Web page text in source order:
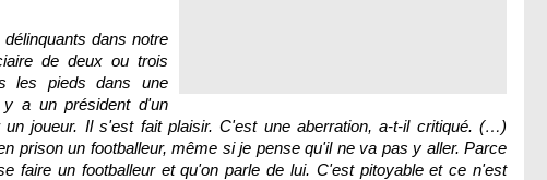
dans notre
de deux ou trois
les pieds dans une
a un président d'un
joueur. Il s'est fait plaisir. C'est une aberration, a-t-il critiqué. (…)
prison un footballeur, même si je pense qu'il ne va pas y aller. Parce
faire un footballeur et qu'on parle de lui. C'est pitoyable et ce n'est